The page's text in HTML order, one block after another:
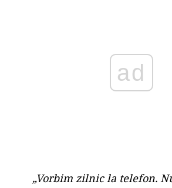
„Vorbim zilnic la telefon.